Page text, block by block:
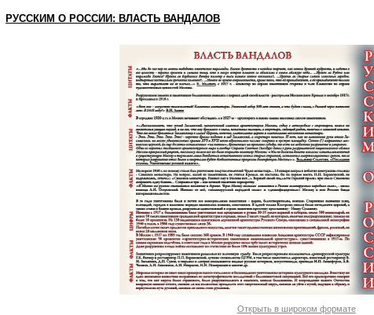
РУССКИМ О РОССИИ: ВЛАСТЬ ВАНДАЛОВ
Открыть в широком формате